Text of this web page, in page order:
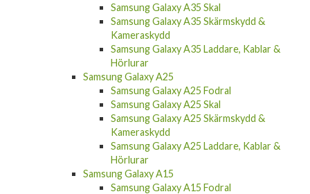
Samsung Galaxy A35 Skal
Samsung Galaxy A35 Skärmskydd &
Kameraskydd
Samsung Galaxy A35 Laddare, Kablar &
Hörlurar
Samsung Galaxy A25
Samsung Galaxy A25 Fodral
Samsung Galaxy A25 Skal
Samsung Galaxy A25 Skärmskydd &
Kameraskydd
Samsung Galaxy A25 Laddare, Kablar &
Hörlurar
Samsung Galaxy A15
Samsung Galaxy A15 Fodral